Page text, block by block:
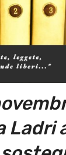
Ladri